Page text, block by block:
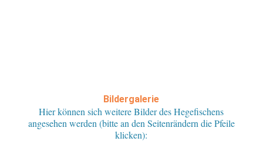
Bildergalerie
Hier können sich weitere Bilder des Hegefischens
angesehen werden (bitte an den Seitenrändern die Pfeile
klicken):